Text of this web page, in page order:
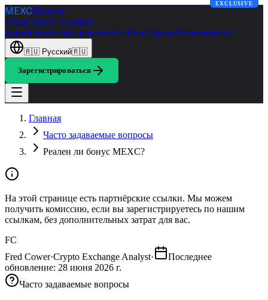
MEXCReview
Обзор MEXCЛучшие
биржиКомиссииСравненияГайдыСтраныВозможности
🇷🇺 Русский🇷🇺
Зарегистрироваться
Главная
Часто задаваемые вопросы
Реален ли бонус MEXC?
На этой странице есть партнёрские ссылки. Мы можем
получить комиссию, если вы зарегистрируетесь по нашим
ссылкам, без дополнительных затрат для вас.
FC
Fred Cower·Crypto Exchange Analyst·
Последнее
обновление: 28 июня 2026 г.
Часто задаваемые вопросы
EXCLUSIVE